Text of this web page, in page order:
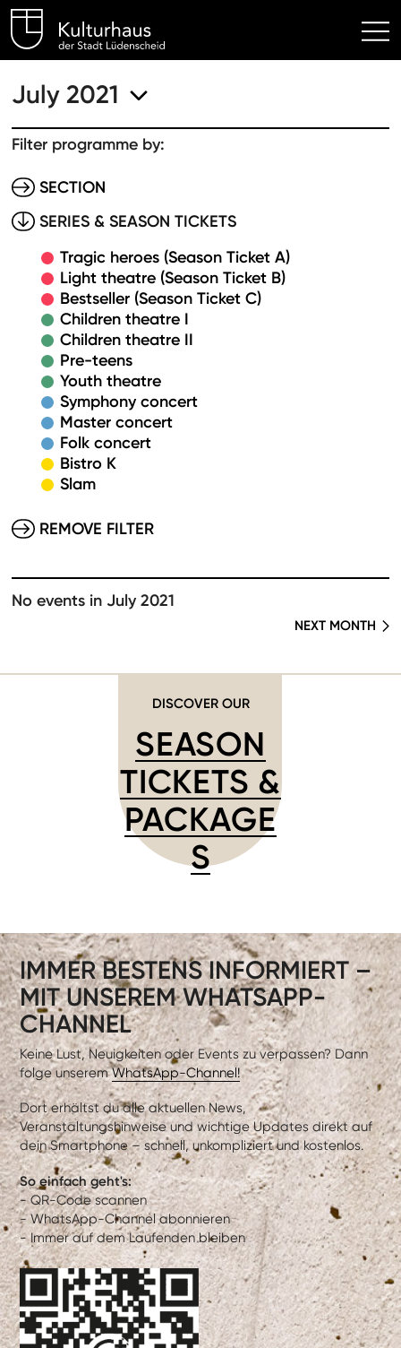
Kulturhaus Lüdenscheid
July 2021
Filter programme by:
SECTION
SERIES & SEASON TICKETS
Tragic heroes (Season Ticket A)
Light theatre (Season Ticket B)
Bestseller (Season Ticket C)
Children theatre I
Children theatre II
Pre-teens
Youth theatre
Symphony concert
Master concert
Folk concert
Bistro K
Slam
REMOVE FILTER
No events in July 2021
NEXT MONTH
DISCOVER OUR
SEASON
TICKETS &
PACKAGE
S
IMMER BESTENS INFORMIERT –
MIT UNSEREM WHATSAPP-
CHANNEL
Keine Lust, Neuigkeiten oder Events zu verpassen? Dann
folge unseremWhatsApp-Channel!
Dort erhältst du alle aktuellen News,
Veranstaltungshinweise und wichtige Updates direkt auf
dein Smartphone – schnell, unkompliziert und kostenlos.
So einfach geht's:
- QR-Code scannen
- WhatsApp-Channel abonnieren
- Immer auf dem Laufenden bleiben